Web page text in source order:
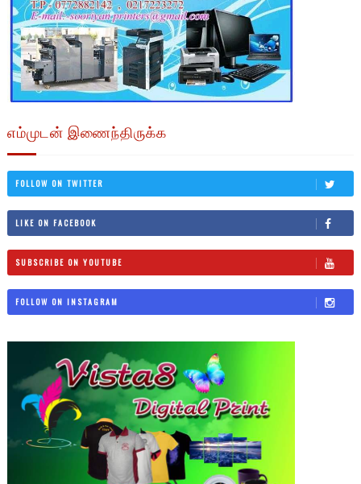
எம்முடன் இணைந்திருக்க
FOLLOW ON TWITTER
LIKE ON FACEBOOK
SUBSCRIBE ON YOUTUBE
FOLLOW ON INSTAGRAM